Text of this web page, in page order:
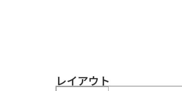
レイアウト